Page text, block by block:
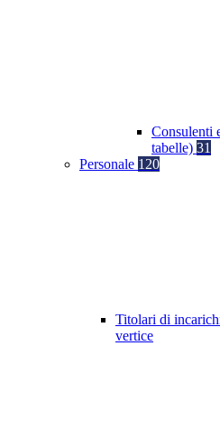
Consulenti
tabelle) 31
Personale 120
Titolari di
vertice